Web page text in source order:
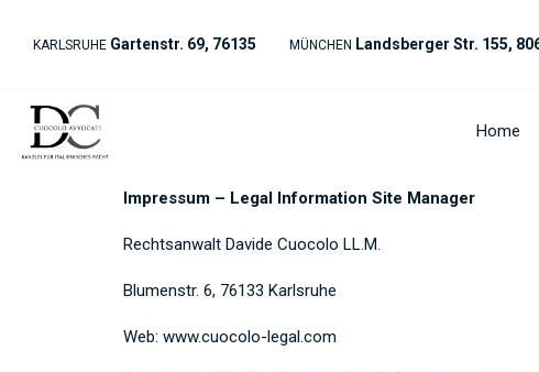
KARLSRUHE Gartenstr. 69, 76135 MÜNCHEN Landsberger Str. 155,
Home
Impressum – Legal Information Site Manager
Rechtsanwalt Davide Cuocolo LL.M.
Blumenstr. 6, 76133 Karlsruhe
Web: www.cuocolo-legal.com